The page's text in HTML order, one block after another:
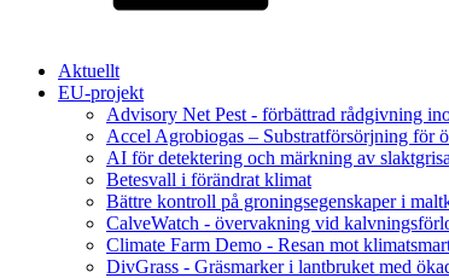
Aktuellt
EU-projekt
Advisory Net Pest - förbättrad rådgivning
Accel Agrobiogas – Substratförsörjning för
AI för detektering och märkning av
Betesvall i förändrat klimat
Bättre kontroll på groningsegenskaper i
CalveWatch - övervakning vid
Climate Farm Demo - Resan mot
DivGrass - Gräsmarker i lantbruket med